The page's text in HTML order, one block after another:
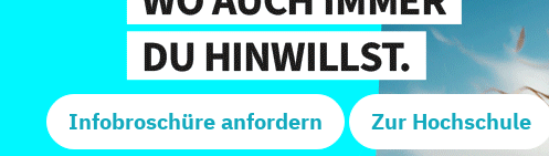
Infobroschüre anfordern Zur Hochschule